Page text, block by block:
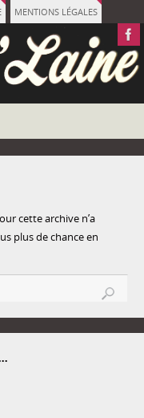
MENTIONS LÉGALES
cette archive n’a
plus de chance en